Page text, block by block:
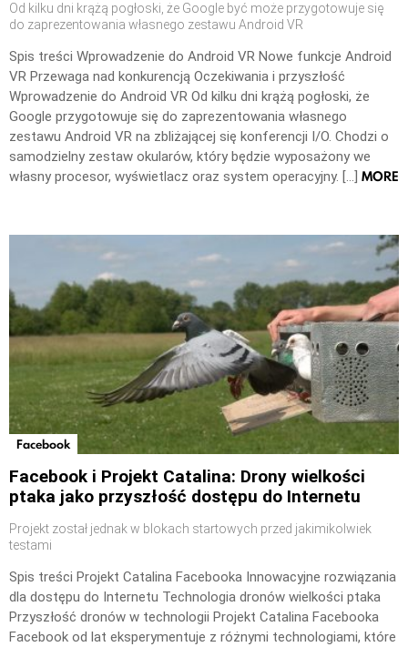
Od kilku dni krążą pogłoski, że Google być może przygotowuje się
do zaprezentowania własnego zestawu Android VR
Spis treści Wprowadzenie do Android VR Nowe funkcje Android
VR Przewaga nad konkurencją Oczekiwania i przyszłość
Wprowadzenie do Android VR Od kilku dni krążą pogłoski, że
Google przygotowuje się do zaprezentowania własnego
zestawu Android VR na zbliżającej się konferencji I/O. Chodzi o
samodzielny zestaw okularów, który będzie wyposażony we
własny procesor, wyświetlacz oraz system operacyjny. […] MORE
Facebook
Facebook i Projekt Catalina: Drony wielkości
ptaka jako przyszłość dostępu do Internetu
Projekt został jednak w blokach startowych przed jakimikolwiek
testami
Spis treści Projekt Catalina Facebooka Innowacyjne rozwiązania
dla dostępu do Internetu Technologia dronów wielkości ptaka
Przyszłość dronów w technologii Projekt Catalina Facebooka
Facebook od lat eksperymentuje z różnymi technologiami, które